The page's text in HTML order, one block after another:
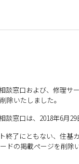
談窓口および、修理
除いたしました。
窓口は、2018年6月
終了にともない、住
ドの掲載ページを削除